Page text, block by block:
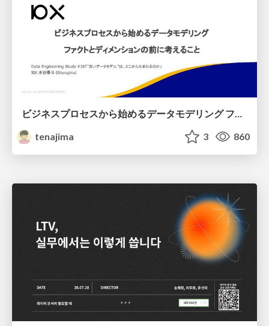
ビジネスプロセスから始めるデータモデリング ファクトとディメンションの前に考えること
tenajima
3 860